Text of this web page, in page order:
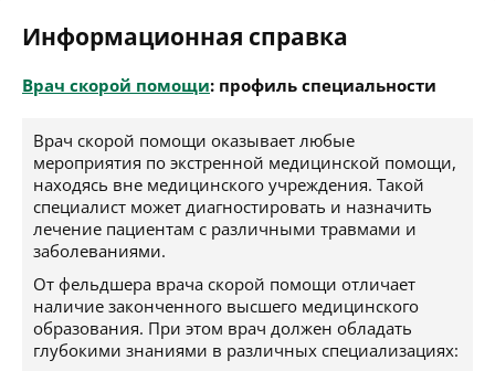
Информационная справка
Врач скорой помощи: профиль специальности
Врач скорой помощи оказывает любые
мероприятия по экстренной медицинской помощи,
находясь вне медицинского учреждения. Такой
специалист может диагностировать и назначить
лечение пациентам с различными травмами и
заболеваниями.
От фельдшера врача скорой помощи отличает
наличие законченного высшего медицинского
образования. При этом врач должен обладать
глубокими знаниями в различных специализациях: